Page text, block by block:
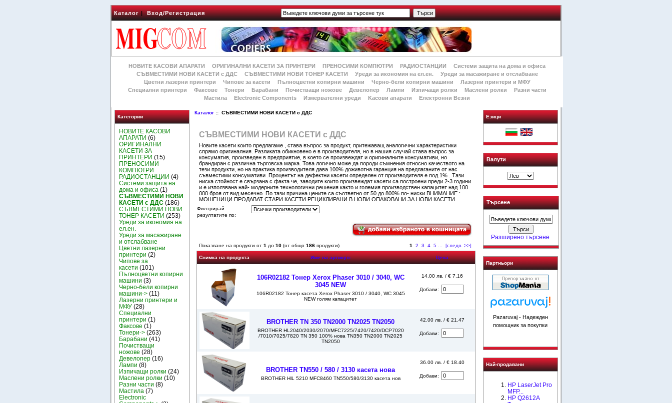
Каталог|Вход/Регистрация
НОВИТЕ КАСОВИ АПАРАТИ ОРИГИНАЛНИ КАСЕТИ ЗА ПРИНТЕРИ ПРЕНОСИМИ КОМПЮТРИ РАДИОСТАНЦИИ
Системи защита на дома и офиса
СЪВМЕСТИМИ НОВИ КАСЕТИ с ДДС
СЪВМЕСТИМИ НОВИ ТОНЕР КАСЕТИ Уреди за икономия на ел.ен.
Уреди за масажиране и отслабване
Цветни лазерни принтери
Чипове за касети Пълноцветни копирни машини Черно-бели копирни машини
Лазерни принтери и МФУ
Специални принтери
Факсове Тонери Барабани Почистващи ножове Девелопер Лампи Изпичащи ролки Маслени ролки
Разни части
Мастила
Electronic Components Измервателни уреди Kасови апарати Електронни Везни
Категории
НОВИТЕ КАСОВИ
АПАРАТИ (6)
ОРИГИНАЛНИ
КАСЕТИ ЗА
ПРИНТЕРИ (15)
ПРЕНОСИМИ
КОМПЮТРИ
РАДИОСТАНЦИИ (4)
Системи защита на
дома и офиса (1)
СЪВМЕСТИМИ НОВИ
КАСЕТИ с ДДС (186)
СЪВМЕСТИМИ НОВИ
ТОНЕР КАСЕТИ (253)
Уреди за икономия на
ел.ен.
Уреди за масажиране
и отслабване
Цветни лазерни
принтери (2)
Чипове за
касети (101)
Пълноцветни копирни
машини (3)
Черно-бели копирни
машини-> (11)
Лазерни принтери и
МФУ (28)
Специални
принтери (1)
Факсове (1)
Тонери-> (263)
Барабани (41)
Почистващи
ножове (28)
Девелопер (16)
Лампи (8)
Изпичащи ролки (24)
Маслени ролки (10)
Разни части (8)
Мастила (7)
Electronic
Каталог :: СЪВМЕСТИМИ НОВИ КАСЕТИ с ДДС
СЪВМЕСТИМИ НОВИ КАСЕТИ с ДДС
Новите касети които предлагаме , става въпрос за продукт, притежаващ аналогични характеристики
спрямо оригиналния. Разликата обикновено е в производителя, но в нашия случай става въпрос за
консуматив, произведен в предприятие, в което се произвеждат и оригиналните консумативи, но
брандиран с различна търговска марка. Това логично може да породи съмнения относно качеството на
тези продукти, но на практика производителя дава 100% доживотна гаранция на предлаганите от нас
съвместими консумативи .Процентът на дефектни касети определен от производителя е под 1% . Тази
ниска стойност е свързана с факта че, заводите които произвеждат касети са построени преди 2-3 години
и е използвана най- модерните технологични решения както и големия производствен капацитет над 100
000 броя от вид месечно. По тази причина цените са съответно от 50 до 800% по- ниски ВНИМАНИЕ :
МОШЕНИЦИ ПРОДАВАТ СТАРИ КАСЕТИ РЕЦИКЛИРАНИ В НОВИ ОПАКОВАНИ ЗА НОВИ КАСЕТИ.
Филтрирай
резултатите по:
Показване на продукти от 1до 10(от общо 186продукти) 1 2 3 4 5 ... [следв. >>]
Снимка на продукта Име на артикул- Цена
106R02182 Тонер Xerox Phaser 3010 / 3040, WC
3045 NEW
106R02182 Тонер касета Xerox Phaser 3010 / 3040, WC 3045
NEW голям капацитет
14.00 лв. / € 7.16
Добави:
BROTHER TN 350 TN2000 TN2025 TN2050
BROTHER HL2040/2030/2070/MFC7225/7420/7420/DCP7020
/7010/7025/7820 TN 350 100% нова TN350 TN2000 TN2025
TN2050
42.00 лв. / € 21.47
Добави:
BROTHER TN550 / 580 / 3130 касета нова
BROTHER HlL 5210 MFC8460 TN550/580/3130 касета нов
36.00 лв. / € 18.40
Добави:
Езици
Валути
Търсене
Разширено търсене
Партньори
Pazaruvaj - Надежден
помощник за покупки
Най-продавани
HP LaserJet Pro
MFP...
HP Q2612A